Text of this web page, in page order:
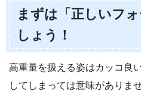
まずは「正しいフ
しょう！
高重量を扱える姿はカッコ良
してしまっては意味がありま